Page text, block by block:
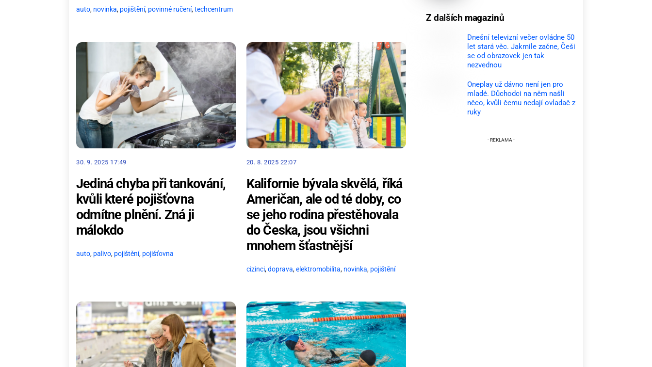
auto, novinka, pojištění, povinné ručení,techcentrum
30. 9. 2025 17:49
Jediná chyba při tankování,
kvůli které pojišťovna
odmítne plnění. Zná ji
málokdo
auto, palivo, pojištění, pojišťovna
20. 8. 2025 22:07
Kalifornie bývala skvělá, říká
Američan, ale od té doby, co
se jeho rodina přestěhovala
do Česka, jsou všichni
mnohem šťastnější
cizinci,doprava,elektromobilita, novinka, pojištění
Z dalších magazinů
Dnešní televizní večer ovládne 50
let stará věc. Jakmile začne, Češi
se od obrazovek jen tak
nezvednou
Oneplay už dávno není jen pro
mladé. Důchodci na něm našli
něco, kvůli čemu nedají ovladač z
ruky